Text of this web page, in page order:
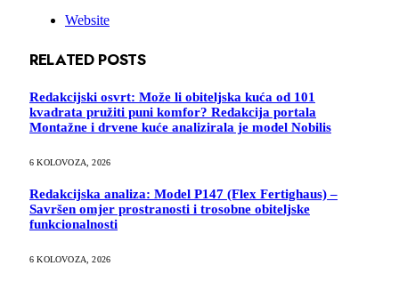
Website
RELATED POSTS
Redakcijski osvrt: Može li obiteljska kuća od 101
kvadrata pružiti puni komfor? Redakcija portala
Montažne i drvene kuće analizirala je model Nobilis
6 KOLOVOZA, 2026
Redakcijska analiza: Model P147 (Flex Fertighaus) –
Savršen omjer prostranosti i trosobne obiteljske
funkcionalnosti
6 KOLOVOZA, 2026